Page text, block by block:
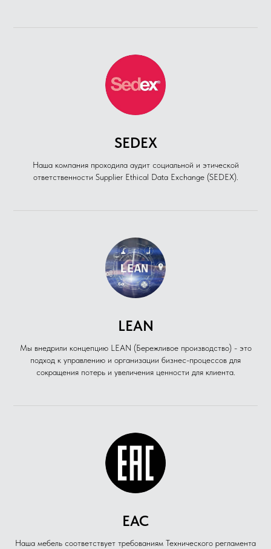
SEDEX
Наша компания проходила аудит социальной и этической
ответственности Supplier Ethical Data Exchange (SEDEX).
LEAN
Мы внедрили концепцию LEAN (Бережливое производство) - это
подход к управлению и организации бизнес-процессов для
сокращения потерь и увеличения ценности для клиента.
ЕАС
Наша мебель соответствует требованиям Технического регламента